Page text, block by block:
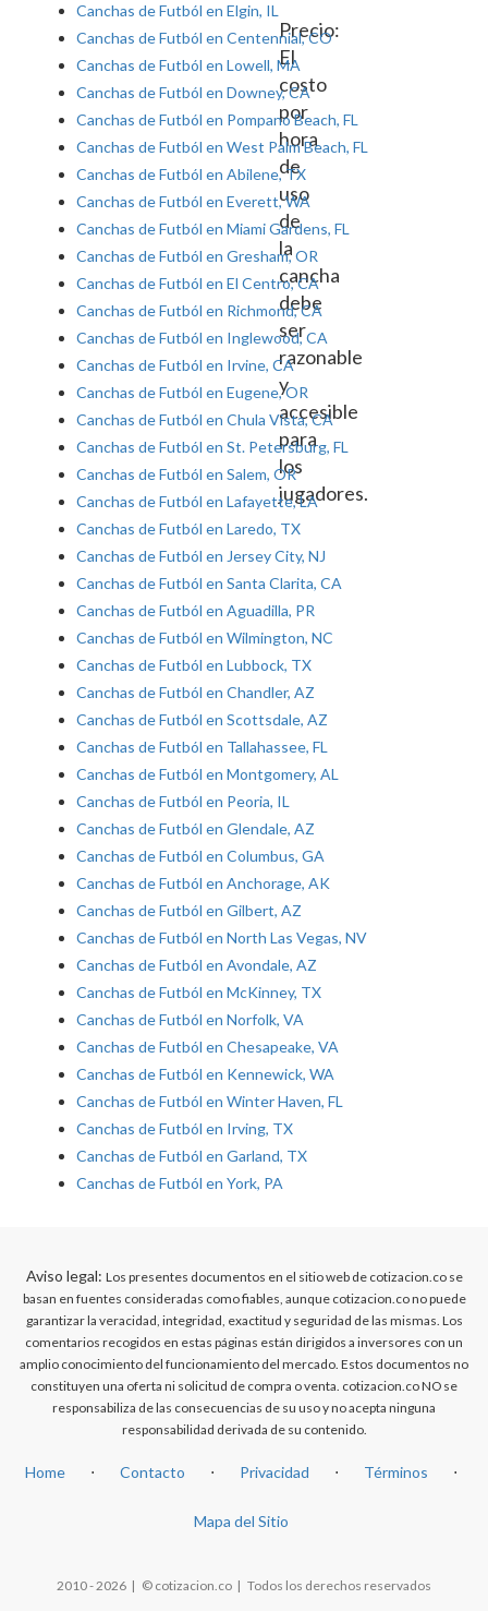
Precio:
El
costo
por
hora
de
uso
de
la
cancha
debe
ser
razonable
y
accesible
para
los
jugadores.
Canchas de Futból en Elgin, IL
Canchas de Futból en Centennial, CO
Canchas de Futból en Lowell, MA
Canchas de Futból en Downey, CA
Canchas de Futból en Pompano Beach, FL
Canchas de Futból en West Palm Beach, FL
Canchas de Futból en Abilene, TX
Canchas de Futból en Everett, WA
Canchas de Futból en Miami Gardens, FL
Canchas de Futból en Gresham, OR
Canchas de Futból en El Centro, CA
Canchas de Futból en Richmond, CA
Canchas de Futból en Inglewood, CA
Canchas de Futból en Irvine, CA
Canchas de Futból en Eugene, OR
Canchas de Futból en Chula Vista, CA
Canchas de Futból en St. Petersburg, FL
Canchas de Futból en Salem, OR
Canchas de Futból en Lafayette, LA
Canchas de Futból en Laredo, TX
Canchas de Futból en Jersey City, NJ
Canchas de Futból en Santa Clarita, CA
Canchas de Futból en Aguadilla, PR
Canchas de Futból en Wilmington, NC
Canchas de Futból en Lubbock, TX
Canchas de Futból en Chandler, AZ
Canchas de Futból en Scottsdale, AZ
Canchas de Futból en Tallahassee, FL
Canchas de Futból en Montgomery, AL
Canchas de Futból en Peoria, IL
Canchas de Futból en Glendale, AZ
Canchas de Futból en Columbus, GA
Canchas de Futból en Anchorage, AK
Canchas de Futból en Gilbert, AZ
Canchas de Futból en North Las Vegas, NV
Canchas de Futból en Avondale, AZ
Canchas de Futból en McKinney, TX
Canchas de Futból en Norfolk, VA
Canchas de Futból en Chesapeake, VA
Canchas de Futból en Kennewick, WA
Canchas de Futból en Winter Haven, FL
Canchas de Futból en Irving, TX
Canchas de Futból en Garland, TX
Canchas de Futból en York, PA
Aviso legal: Los presentes documentos en el sitio web de cotizacion.co se
basan en fuentes consideradas como fiables, aunque cotizacion.co no puede
garantizar la veracidad, integridad, exactitud y seguridad de las mismas. Los
comentarios recogidos en estas páginas están dirigidos a inversores con un
amplio conocimiento del funcionamiento del mercado. Estos documentos no
constituyen una oferta ni solicitud de compra o venta. cotizacion.co NO se
responsabiliza de las consecuencias de su uso y no acepta ninguna
responsabilidad derivada de su contenido.
Home ⋅ Contacto ⋅ Privacidad ⋅ Términos ⋅
Mapa del Sitio
2010 - 2026 | © cotizacion.co | Todos los derechos reservados